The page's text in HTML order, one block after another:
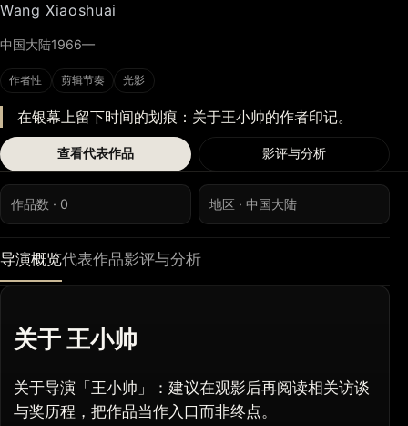
Wang Xiaoshuai
中国大陆1966—
作者性 剪辑节奏 光影
在银幕上留下时间的划痕：关于王小帅的作者印记。
查看代表作品 影评与分析
作品数 · 0 地区 · 中国大陆
导演概览代表作品影评与分析
关于 王小帅
关于导演「王小帅」：建议在观影后再阅读相关访谈
与奖历程，把作品当作入口而非终点。